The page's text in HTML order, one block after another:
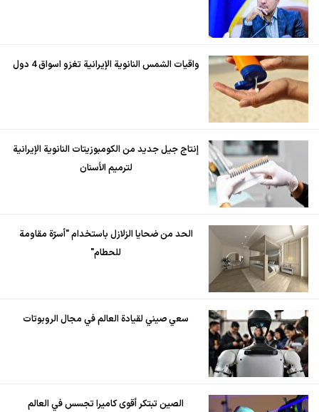
واقيات الشمس النانوية الإيرانية تغزو اسواق 4 دول
إنتاج جيل جديد من الكومبوزيتات النانوية الإيرانية
لترميم الأسنان
الحد من ضحايا الزلازل باستخدام "أسرّة مقاومة
للحطام"
سعي صيني لقيادة العالم في مجال الروبوتات
الصين تبتكر أقوى كاميرا تجسس في العالم